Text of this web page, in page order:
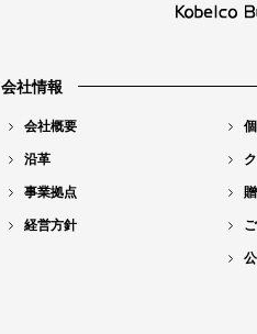
会社情報
会社概要
沿革
事業拠点
経営方針